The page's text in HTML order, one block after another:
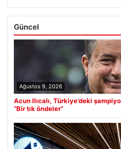
Güncel
Ağustos 9, 2026
Acun Ilıcalı, Türkiye’deki
“Bir tık öndeler”